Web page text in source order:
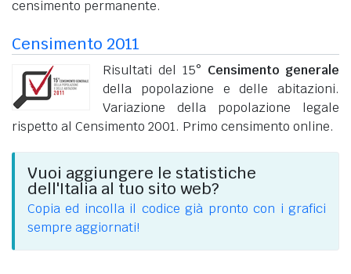
censimento permanente.
Censimento 2011
Risultati del 15° Censimento generale
della popolazione e delle abitazioni.
Variazione della popolazione legale
rispetto al Censimento 2001. Primo censimento online.
Vuoi aggiungere le statistiche
dell'Italia al tuo sito web?
Copia ed incolla il codice già pronto con i grafici
sempre aggiornati!